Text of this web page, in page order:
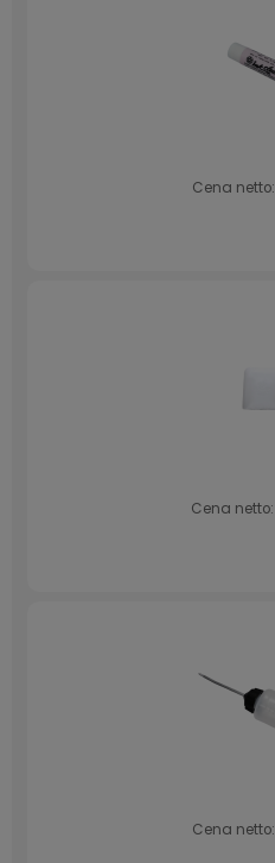
Cena netto:
Cena netto:
Cena netto: